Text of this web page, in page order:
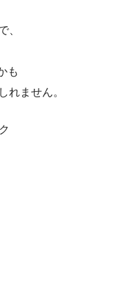
、
も
れません。